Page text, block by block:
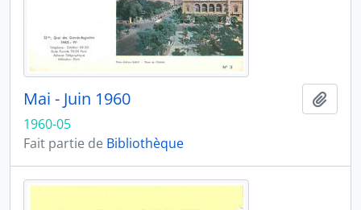
Mai - Juin 1960
1960-05
Fait partie de Bibliothèque